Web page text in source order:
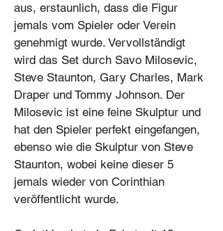
aus, erstaunlich, dass die Figur
jemals vom Spieler oder Verein
genehmigt wurde. Vervollständigt
wird das Set durch Savo Milosevic,
Steve Staunton, Gary Charles, Mark
Draper und Tommy Johnson. Der
Milosevic ist eine feine Skulptur und
hat den Spieler perfekt eingefangen,
ebenso wie die Skulptur von Steve
Staunton, wobei keine dieser 5
jemals wieder von Corinthian
veröffentlicht wurde.